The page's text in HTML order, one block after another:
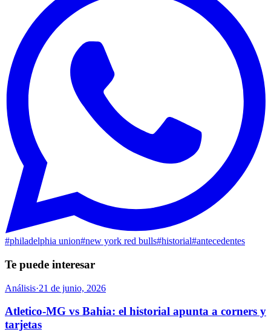
#philadelphia union#new york red bulls#historial#antecedentes
Te puede interesar
Análisis·21 de junio, 2026
Atletico-MG vs Bahia: el historial apunta a corners y
tarjetas